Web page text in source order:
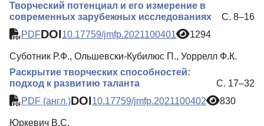
Творческий потенциал и его измерение в
современных зарубежных исследованиях
С. 8–16
PDFDOI10.17759/jmfp.2021100401 1294
Суботник Р.Ф., Ольшевски-Кубилюс П., Уоррелл Ф.К.
Раскрытие творческих способностей:
подход к развитию таланта
С. 17–32
PDF (англ.)DOI10.17759/jmfp.2021100402 830
Юркевич В.С.